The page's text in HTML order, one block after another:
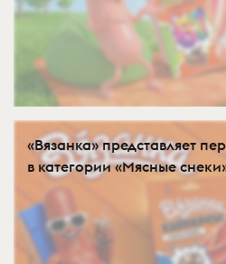
«Вязанка» представляет
в категории «Мясные